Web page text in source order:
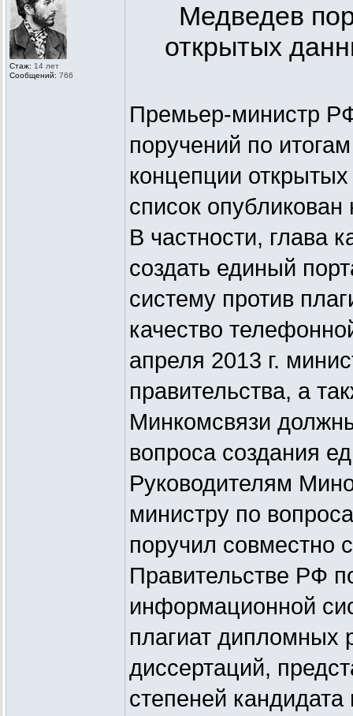
Стаж: 14 лет
Сообщений: 766
Медведев
открытых
Премьер-министр
поручений по
концепции
список
В частности, глава
создать единый
систему против
качество
апреля 2013 г.
правительства, а
Минкомсвязи
вопроса создания
Руководителям
министру по
поручил совместно
Правительстве РФ
информационной
плагиат дипломных
диссертаций,
степеней